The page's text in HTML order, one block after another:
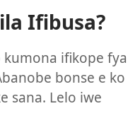
Ifibusa?
ifikope fya
bonse e ko
sana. Lelo iwe